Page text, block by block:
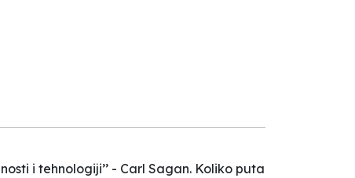
i tehnologiji’’ - Carl Sagan. Koliko puta